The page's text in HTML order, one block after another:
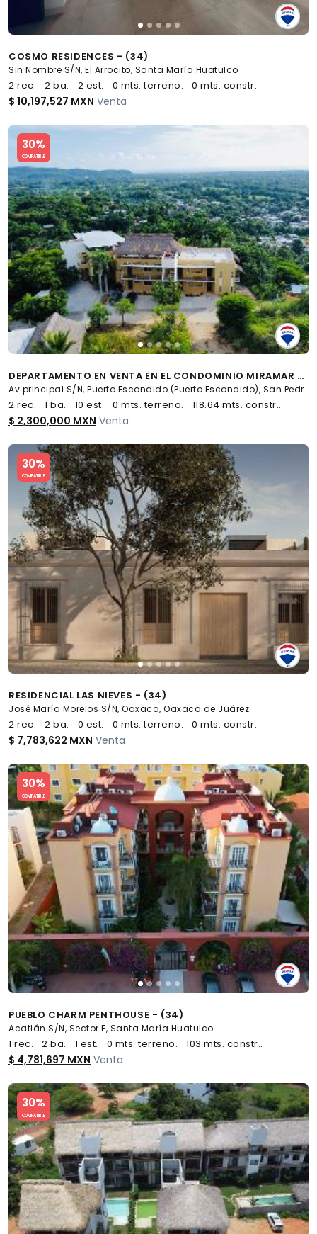
COSMO RESIDENCES - (34)
Sin Nombre S/N, El Arrocito, Santa María Huatulco
2 rec. 2 ba. 2 est. 0 mts. terreno. 0 mts. constr..
$ 10,197,527 MXN Venta
30%
COMPATIBLE
Slide 1 of 5
DEPARTAMENTO EN VENTA EN EL CONDOMINIO MIRAMAR - (34)
Av principal S/N, Puerto Escondido (Puerto Escondido), San Pedro Mixtepec -Dto. 22 -
2 rec. 1 ba. 10 est. 0 mts. terreno. 118.64 mts. constr..
$ 2,300,000 MXN Venta
30%
COMPATIBLE
Slide 1 of 5
RESIDENCIAL LAS NIEVES - (34)
José María Morelos S/N, Oaxaca, Oaxaca de Juárez
2 rec. 2 ba. 0 est. 0 mts. terreno. 0 mts. constr..
$ 7,783,622 MXN Venta
30%
COMPATIBLE
Slide 1 of 5
PUEBLO CHARM PENTHOUSE - (34)
Acatlán S/N, Sector F, Santa María Huatulco
1 rec. 2 ba. 1 est. 0 mts. terreno. 103 mts. constr..
$ 4,781,697 MXN Venta
30%
COMPATIBLE
Slide 1 of 5